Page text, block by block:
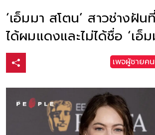
‘เอ็มมา สโตน’ สาวช่างฝัน
ได้ผมแดงและไม่ได้ชื่อ ‘เอ็ม
เพจผู้ชายค